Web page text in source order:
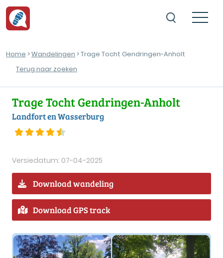
Home >Wandelingen > Trage Tocht Gendringen-Anholt
Terug naar zoeken
Trage Tocht Gendringen-Anholt
Landfort en Wasserburg
Versiedatum: 07-04-2025
Download wandeling
Download GPS track